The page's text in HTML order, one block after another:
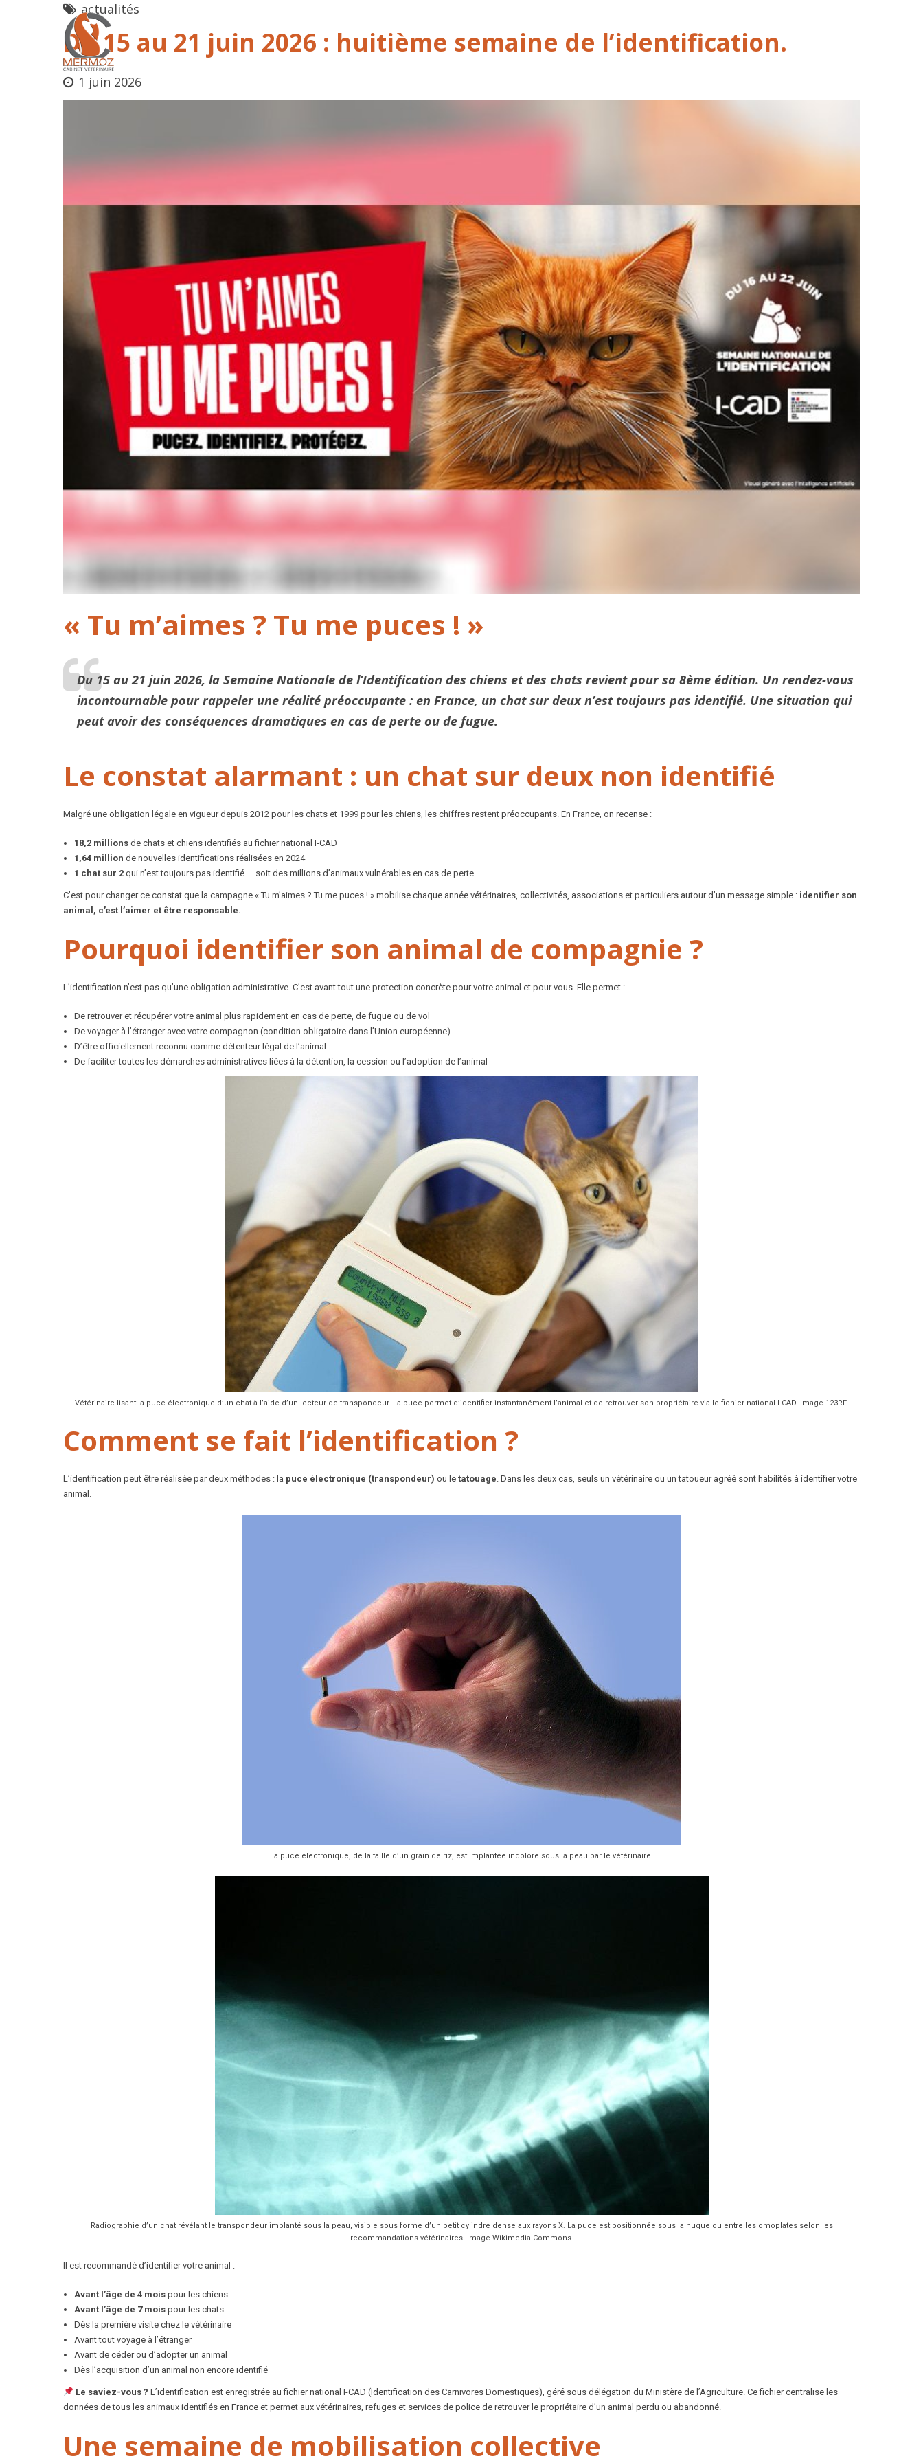
actualités
Du 15 au 21 juin 2026 : huitième semaine de l’identification.
1 juin 2026
« Tu m’aimes ? Tu me puces ! »
Du 15 au 21 juin 2026, la Semaine Nationale de l’Identification des chiens et des chats revient pour sa 8ème édition. Un rendez-vous
incontournable pour rappeler une réalité préoccupante : en France, un chat sur deux n’est toujours pas identifié. Une situation qui
peut avoir des conséquences dramatiques en cas de perte ou de fugue.
Le constat alarmant : un chat sur deux non identifié
Malgré une obligation légale en vigueur depuis 2012 pour les chats et 1999 pour les chiens, les chiffres restent préoccupants. En France, on recense :
18,2 millionsde chats et chiens identifiés au fichier national I-CAD
1,64 million de nouvelles identifications réalisées en 2024
1 chat sur 2qui n’est toujours pas identifié — soit des millions d’animaux vulnérables en cas de perte
C’est pour changer ce constat que la campagne « Tu m’aimes ? Tu me puces ! » mobilise chaque année vétérinaires, collectivités, associations et particuliers autour d’un message simple : identifier son
animal, c’est l’aimer et être responsable.
Pourquoi identifier son animal de compagnie ?
L’identification n’est pas qu’une obligation administrative. C’est avant tout une protection concrète pour votre animal et pour vous. Elle permet :
De retrouver et récupérer votre animal plus rapidement en cas de perte, de fugue ou de vol
De voyager à l’étranger avec votre compagnon (condition obligatoire dans l’Union européenne)
D’être officiellement reconnu comme détenteur légal de l’animal
De faciliter toutes les démarches administratives liées à la détention, la cession ou l’adoption de l’animal
Vétérinaire lisant la puce électronique d’un chat à l’aide d’un lecteur de transpondeur. La puce permet d’identifier instantanément l’animal et de retrouver son propriétaire via le fichier national I-CAD. Image 123RF.
Comment se fait l’identification ?
L’identification peut être réalisée par deux méthodes : la puce électronique (transpondeur) ou le tatouage . Dans les deux cas, seuls un vétérinaire ou un tatoueur agréé sont habilités à identifier votre
animal.
La puce électronique, de la taille d’un grain de riz, est implantée indolore sous la peau par le vétérinaire.
Radiographie d’un chat révélant le transpondeur implanté sous la peau, visible sous forme d’un petit cylindre dense aux rayons X. La puce est positionnée sous la nuque ou entre les omoplates selon les
recommandations vétérinaires. Image Wikimedia Commons.
Il est recommandé d’identifier votre animal :
Avant l’âge de 4 moispour les chiens
Avant l’âge de 7 moispour les chats
Dès la première visite chez le vétérinaire
Avant tout voyage à l’étranger
Avant de céder ou d’adopter un animal
Dès l’acquisition d’un animal non encore identifié
Le saviez-vous ? L’identification est enregistrée au fichier national I-CAD (Identification des Carnivores Domestiques), géré sous délégation du Ministère de l’Agriculture. Ce fichier centralise les
données de tous les animaux identifiés en France et permet aux vétérinaires, refuges et services de police de retrouver le propriétaire d’un animal perdu ou abandonné.
Une semaine de mobilisation collective